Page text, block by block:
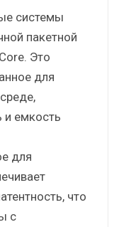
системы
пакетной
Это
для
и емкость
для
что
с